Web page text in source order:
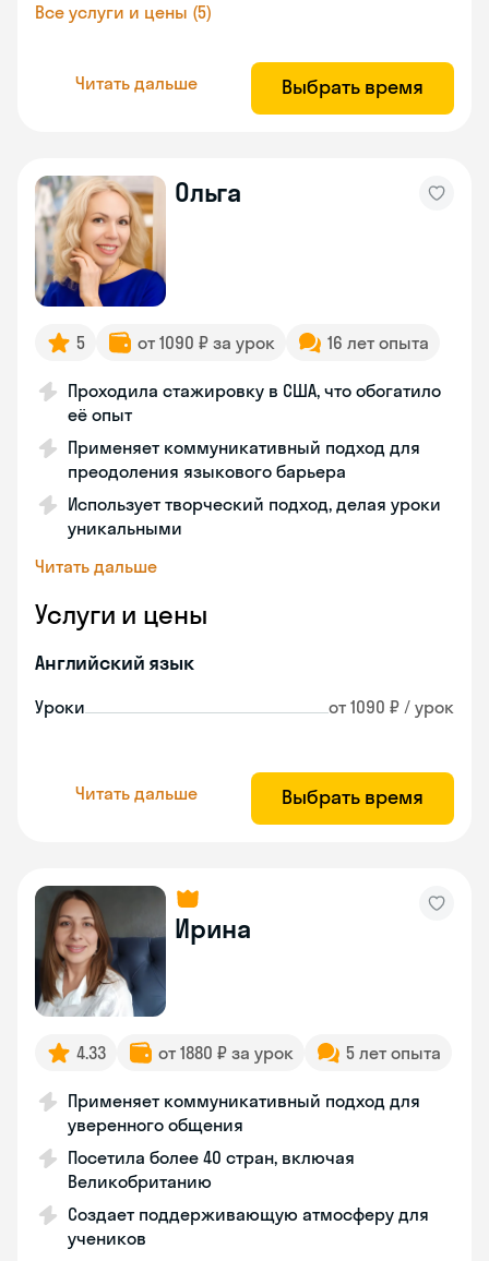
Все услуги и цены (5)
Читать дальше Выбрать время
Ольга
5 от 1090 ₽ за урок 16 лет опыта
Проходила стажировку в США, что обогатило
её опыт
Применяет коммуникативный подход для
преодоления языкового барьера
Использует творческий подход, делая уроки
уникальными
Читать дальше
Услуги и цены
Английский язык
Уроки от 1090 ₽ / урок
Читать дальше Выбрать время
Ирина
4.33 от 1880 ₽ за урок 5 лет опыта
Применяет коммуникативный подход для
уверенного общения
Посетила более 40 стран, включая
Великобританию
Создает поддерживающую атмосферу для
учеников